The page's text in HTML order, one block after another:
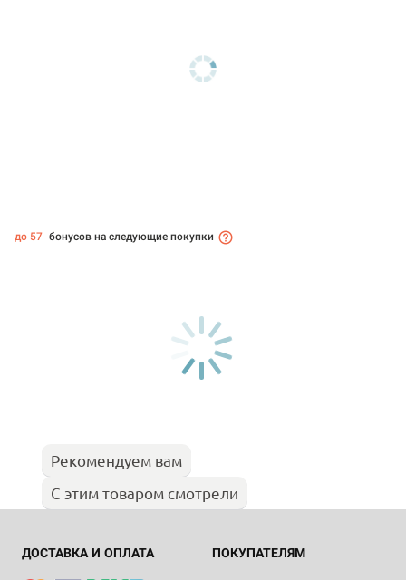
до 57 бонусов на следующие покупки
Рекомендуем вам
С этим товаром смотрели
ДОСТАВКА И ОПЛАТА ПОКУПАТЕЛЯМ